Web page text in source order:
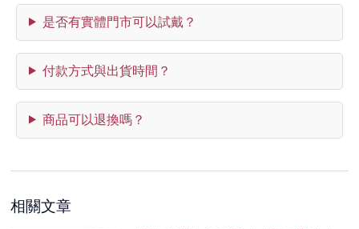
是否有實體門市可以試戴？
付款方式與出貨時間？
商品可以退換嗎？
相關文章